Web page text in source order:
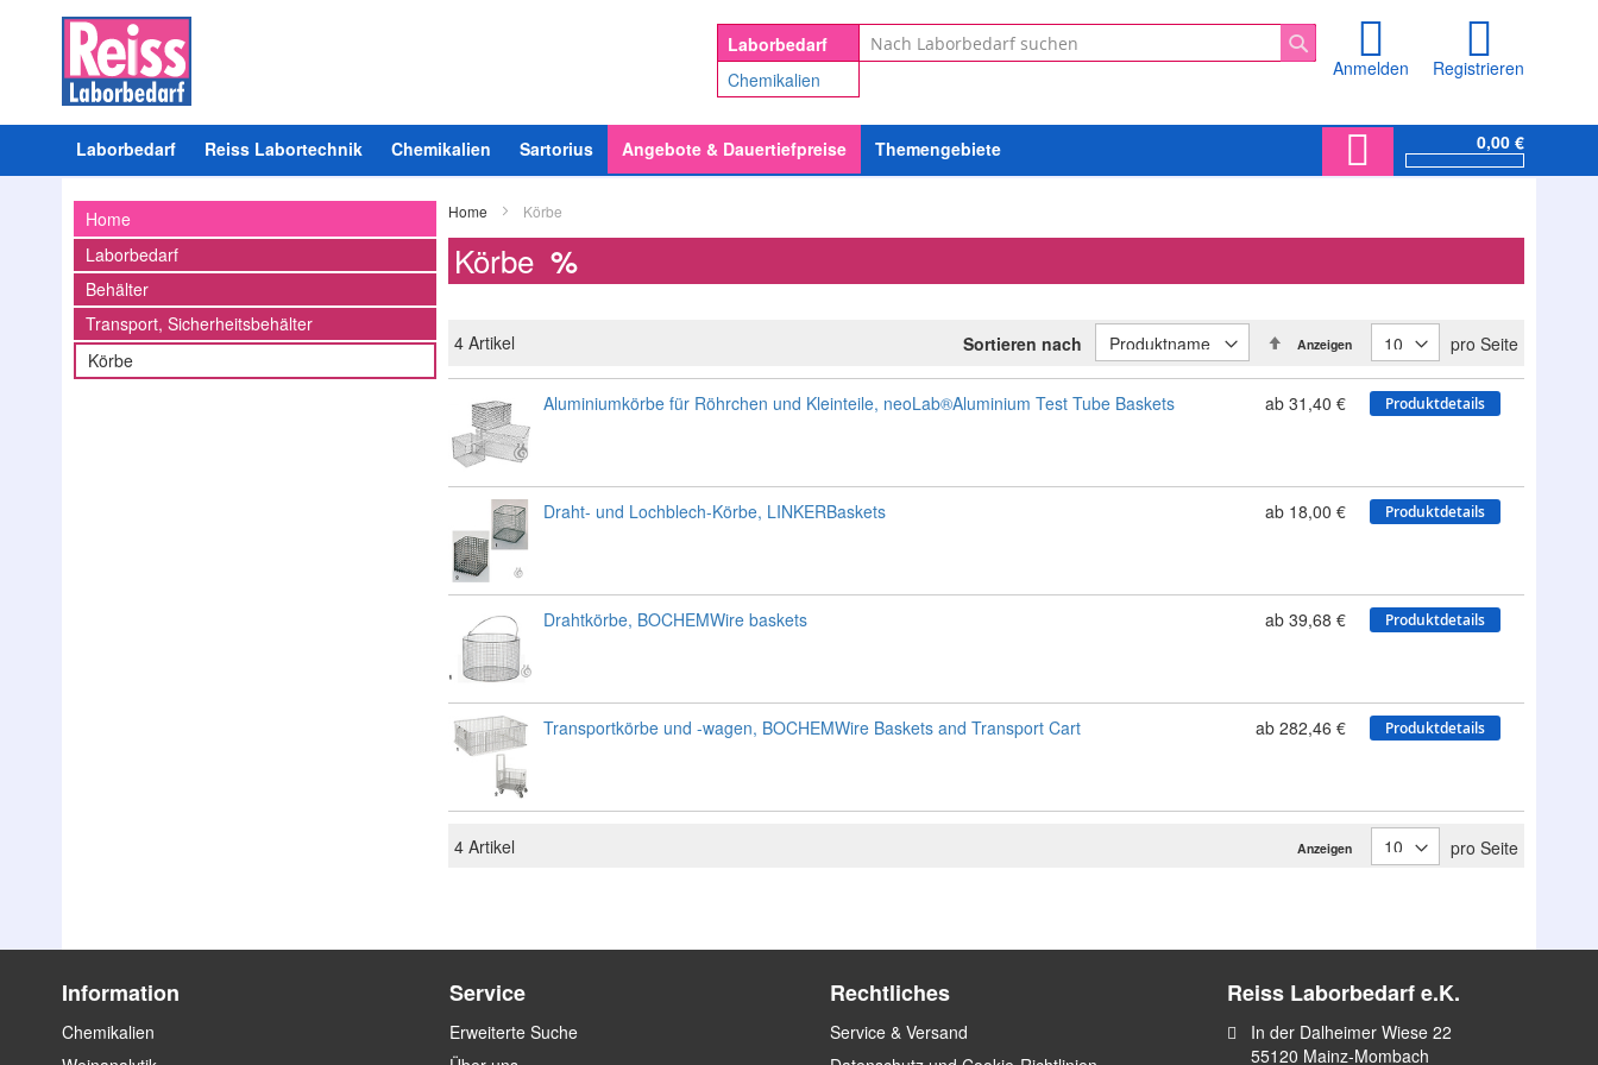
0,00 €
Anmelden Registrieren
Laborbedarf
Chemikalien
Suche
Suche
Laborbedarf Reiss Labortechnik Chemikalien Sartorius Angebote & Dauertiefpreise Themengebiete
Home Körbe
Körbe %
4 Artikel Anzeigen pro Seite
Sortieren nach
absteigender
Reihenfolge
Aluminiumkörbe für Röhrchen und Kleinteile, neoLab®Aluminium Test Tube Baskets
ab 31,40 € Produktdetails
Draht- und Lochblech-Körbe, LINKERBaskets ab 18,00 € Produktdetails
Drahtkörbe, BOCHEMWire baskets ab 39,68 € Produktdetails
Transportkörbe und -wagen, BOCHEMWire Baskets and Transport Cart ab 282,46 € Produktdetails
4 Artikel Anzeigen pro Seite
Home
Laborbedarf
Behälter
Transport, Sicherheitsbehälter
Körbe
Information
Chemikalien
Service
Erweiterte Suche
Rechtliches
Service & Versand
Reiss Laborbedarf e.K.
In der Dalheimer Wiese 22
55120 Mainz-Mombach